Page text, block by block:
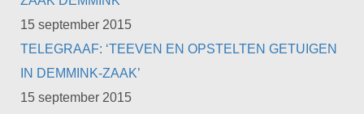
15 september 2015
TELEGRAAF: ‘TEEVEN EN OPSTELTEN GETUIGEN
IN DEMMINK-ZAAK’
15 september 2015